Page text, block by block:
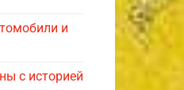
и
с историей